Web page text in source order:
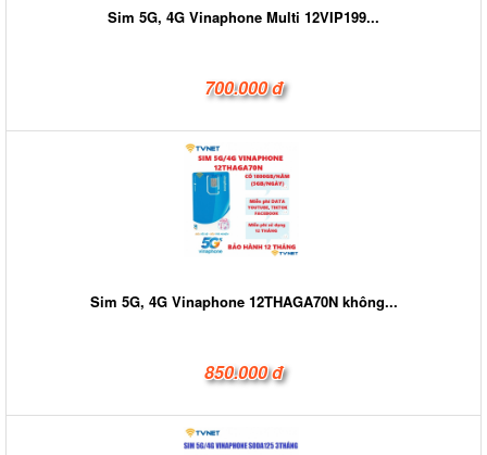
Sim 5G, 4G Vinaphone Multi 12VIP199...
700.000 đ
Sim 5G, 4G Vinaphone 12THAGA70N không...
850.000 đ